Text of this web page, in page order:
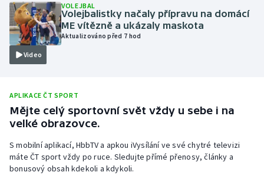
Parasport
Plavání
Ragby
Rychlobruslení
Rychlostní kanoistika
Video
VOLEJBAL
Volejbalistky načaly přípravu na domácí
ME vítězně a ukázaly maskota
Aktualizováno před 7 hod
APLIKACE ČT SPORT
Mějte celý sportovní svět vždy u sebe i na
velké obrazovce.
S mobilní aplikací, HbbTV a apkou iVysílání ve své chytré televizi
máte ČT sport vždy po ruce. Sledujte přímé přenosy, články a
bonusový obsah kdekoli a kdykoli.